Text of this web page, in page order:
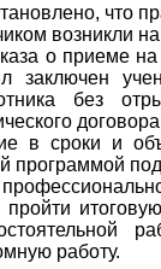
что
возникли
о приеме
заключен
без
в сроки и
программой
работу.